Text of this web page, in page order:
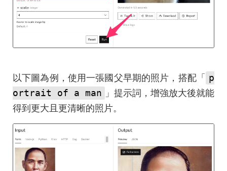
以下圖為例，使用一張國父早期的照片，搭配「
p
ortrait of a man
」提示詞，增強放大後就能
得到更大且更清晰的照片。